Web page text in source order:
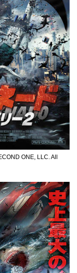
ONE, LLC. All